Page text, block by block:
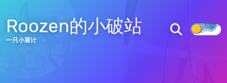
Roozen的小破站
一只小菜计
分类 访问量